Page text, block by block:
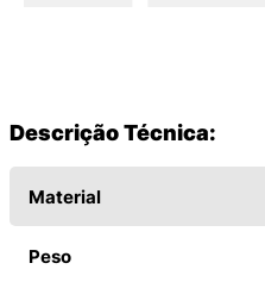
Descrição Técnica:
Material
Peso